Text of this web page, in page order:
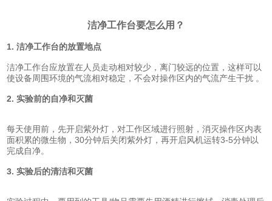
洁净工作台要怎么用？
1. 洁净工作台的放置地点
洁净工作台应放置在人员走动相对较少，离门较远的位置，这样可以
使设备周围环境的气流相对稳定，不会对操作区内的气流产生干扰 。
2. 实验前的自净和灭菌
每天使用前，先开启紫外灯，对工作区域进行照射，消灭操作区内表
面积累的微生物，30分钟后关闭紫外灯，再开启风机运转3-5分钟以
完成自净。
3. 实验后的清洁和灭菌